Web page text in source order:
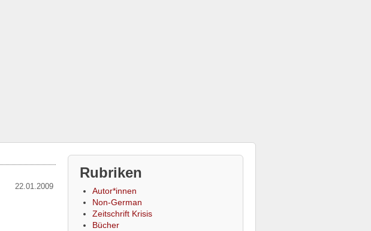
22.01.2009
Rubriken
Autor*innen
Non-German
Zeitschrift Krisis
Bücher